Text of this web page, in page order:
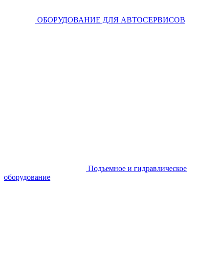
ОБОРУДОВАНИЕ ДЛЯ АВТОСЕРВИСОВ
Подъемное и гидравлическое
оборудование